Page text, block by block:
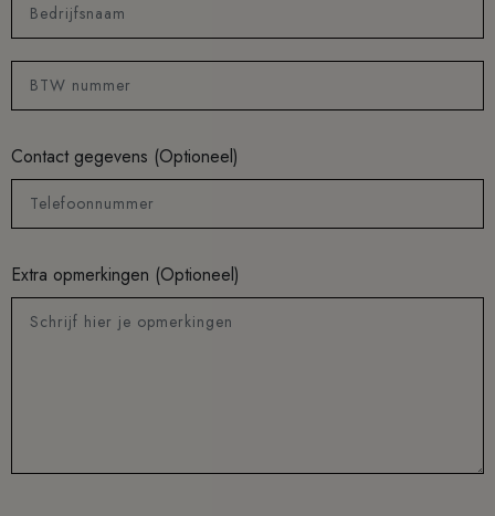
Bedrijfsnaam
BTW nummer
Contact gegevens (Optioneel)
Telefoonnummer
Extra opmerkingen (Optioneel)
Schrijf hier je opmerkingen